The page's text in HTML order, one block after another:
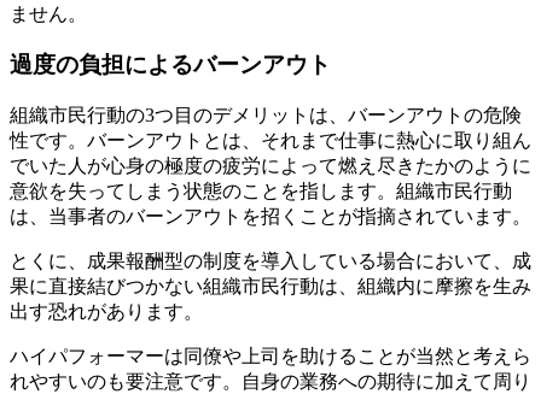
ません。
過度の負担によるバーンアウト
組織市民行動の3つ目のデメリットは、バーンアウトの危険
性です。バーンアウトとは、それまで仕事に熱心に取り組ん
でいた人が心身の極度の疲労によって燃え尽きたかのように
意欲を失ってしまう状態のことを指します。組織市民行動
は、当事者のバーンアウトを招くことが指摘されています。
とくに、成果報酬型の制度を導入している場合において、成
果に直接結びつかない組織市民行動は、組織内に摩擦を生み
出す恐れがあります。
ハイパフォーマーは同僚や上司を助けることが当然と考えら
れやすいのも要注意です。自身の業務への期待に加えて周り